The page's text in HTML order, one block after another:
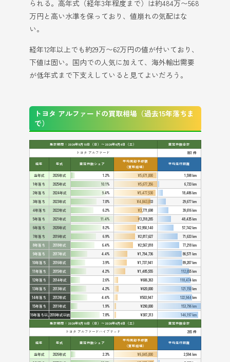
られる。高年式（経年3年程度まで）は約484万〜568
万円と高い水準を保っており、値崩れの気配はな
い。
経年12年以上でも約29万〜62万円の値が付いており、
下値は固い。国内での人気に加えて、海外輸出需要
が低年式まで下支えしていると見てよいだろう。
トヨタ アルファードの買取相場（過去15年落ちま
で）
集計期間：2026年5月10日（日）〜2026年6月6日（土）
査定件数合計
トヨタ アルファード
861 件
経年 年式 査定件数シェア
平均売却予想額
（買取相場）
平均走行距離
当年式 2026年式 1.2% ¥5,671,000
1,598 km
1年落ち
2025年式 10.1% ¥5,677,356
6,733 km
2年落ち
2024年式 9.4% ¥5,477,530
18,486 km
3年落ち
2023年式 7.0% ¥4,843,833
29,677 km
4年落ち
2022年式 6.2% ¥3,771,698
39,616 km
5年落ち
2021年式 11.4% ¥3,318,265
48,435 km
6年落ち
2020年式 8.2% ¥2,950,140
57,742 km
7年落ち
2019年式 6.9% ¥2,817,627
71,633 km
8年落ち
2018年式 6.4% ¥2,567,818
77,218 km
9年落ち
2017年式 4.4% ¥1,794,736
86,571 km
10年落ち
2016年式 3.9% ¥1,737,941
89,207 km
11年落ち
2015年式 4.2% ¥1,485,555
112,655 km
12年落ち
2014年式 2.6% ¥606,363
118,474 km
13年落ち
2013年式 4.2% ¥620,000
121,150 km
14年落ち
2012年式 4.4% ¥503,947
122,944 km
15年落ち
2011年式 1.9% ¥290,000
153,796 km
16年落ち以上2010年式以前 7.8% ¥307,313
146,197 km
集計期間：2026年5月10日（日）〜2026年6月6日（土）
査定件数合計
トヨタ アルファードハイブリッド
265 件
経年 年式 査定件数シェア
平均売却予想額
（買取相場）
平均走行距離
当年式 2026年式 2.3% ¥6,045,000
2,594 km